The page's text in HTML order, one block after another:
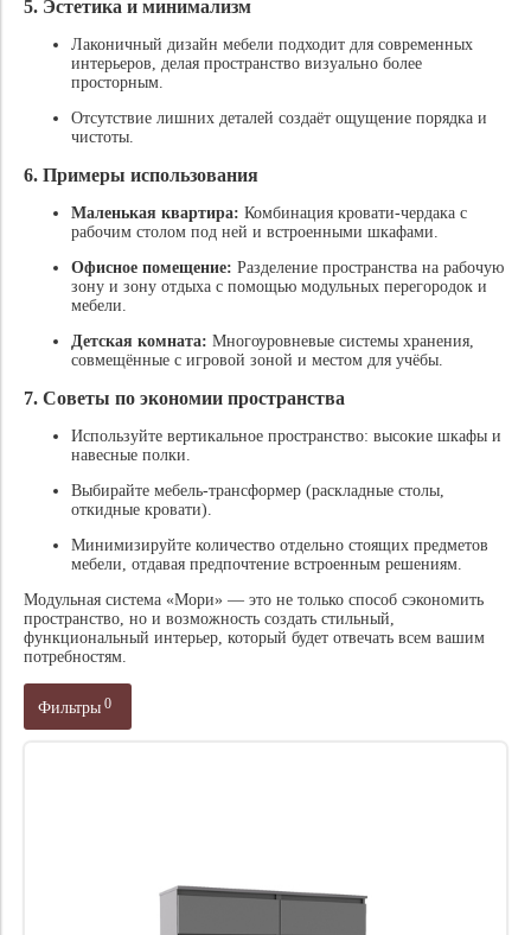
5. Эстетика и минимализм
Лаконичный дизайн мебели подходит для современных
интерьеров, делая пространство визуально более
просторным.
Отсутствие лишних деталей создаёт ощущение порядка и
чистоты.
6. Примеры использования
Маленькая квартира: Комбинация кровати-чердака с
рабочим столом под ней и встроенными шкафами.
Офисное помещение: Разделение пространства на рабочую
зону и зону отдыха с помощью модульных перегородок и
мебели.
Детская комната: Многоуровневые системы хранения,
совмещённые с игровой зоной и местом для учёбы.
7. Советы по экономии пространства
Используйте вертикальное пространство: высокие шкафы и
навесные полки.
Выбирайте мебель-трансформер (раскладные столы,
откидные кровати).
Минимизируйте количество отдельно стоящих предметов
мебели, отдавая предпочтение встроенным решениям.
Модульная система «Мори» — это не только способ сэкономить
пространство, но и возможность создать стильный,
функциональный интерьер, который будет отвечать всем вашим
потребностям.
Фильтры 0